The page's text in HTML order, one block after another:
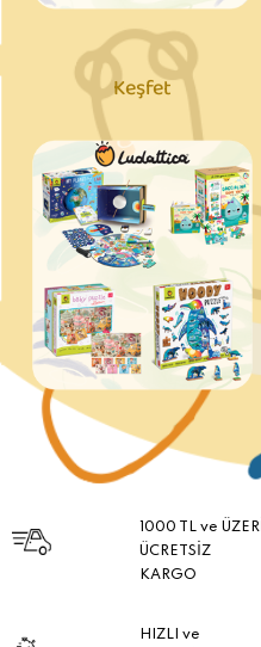
Keşfet
1000 TL ve ÜZERİ
ÜCRETSİZ
KARGO
HIZLI ve